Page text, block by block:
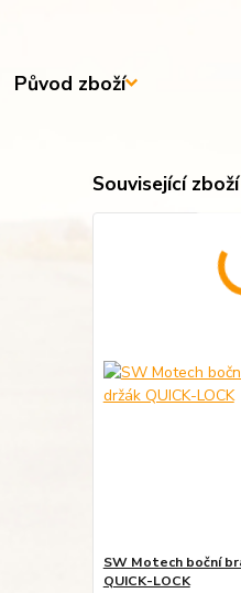
Původ zboží
Související zboží
SW Motech boční
QUICK-LOCK